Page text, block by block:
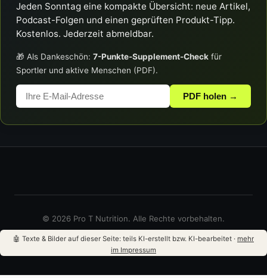
Jeden Sonntag eine kompakte Übersicht: neue Artikel,
Podcast-Folgen und einen geprüften Produkt-Tipp.
Kostenlos. Jederzeit abmeldbar.
🎁 Als Dankeschön: 7-Punkte-Supplement-Check für
Sportler und aktive Menschen (PDF).
PDF holen →
© 2026 Pro T Nutrition. Alle Rechte vorbehalten.
🤖 Texte & Bilder auf dieser Seite: teils KI-erstellt bzw. KI-bearbeitet · mehr
im Impressum